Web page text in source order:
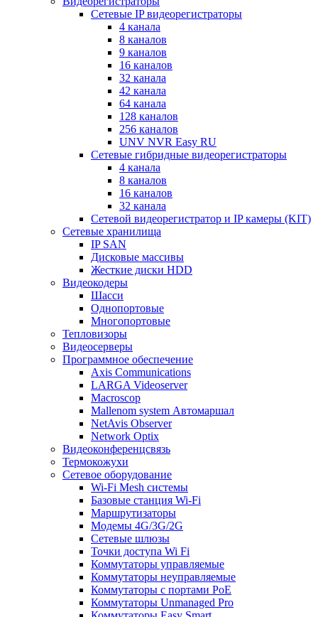
Сетевые IP видеорегистраторы
4 канала
8 каналов
9 каналов
16 каналов
32 канала
42 канала
64 канала
128 каналов
256 каналов
UNV NVR Easy RU
Сетевые гибридные видеорегистраторы
4 канала
8 каналов
16 каналов
32 канала
Сетевой видеорегистратор и IP камеры (KIT)
Сетевые хранилища
IP SAN
Дисковые массивы
Жесткие диски HDD
Видеокодеры
Шасси
Однопортовые
Многопортовые
Тепловизоры
Видеосерверы
Программное обеспечение
Axis Communications
LARGA Videoserver
Macroscop
Mallenom system Автомаршал
NetAvis Observer
Network Optix
Видеоконференцсвязь
Термокожухи
Сетевое оборудование
Wi-Fi Mesh системы
Базовые станция Wi-Fi
Маршрутизаторы
Модемы 4G/3G/2G
Сетевые шлюзы
Точки доступа Wi Fi
Коммутаторы управляемые
Коммутаторы неуправляемые
Коммутаторы с портами PoE
Коммутаторы Unmanaged Pro